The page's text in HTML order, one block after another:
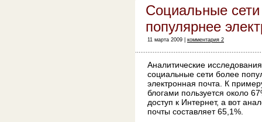
Социальные
популярнее
11 марта 2009 | комментария 2
Аналитические
социальные сети более
электронная почта. К
блогами пользуется около
доступ к Интернет, а вот
почты составляет 65,1%.